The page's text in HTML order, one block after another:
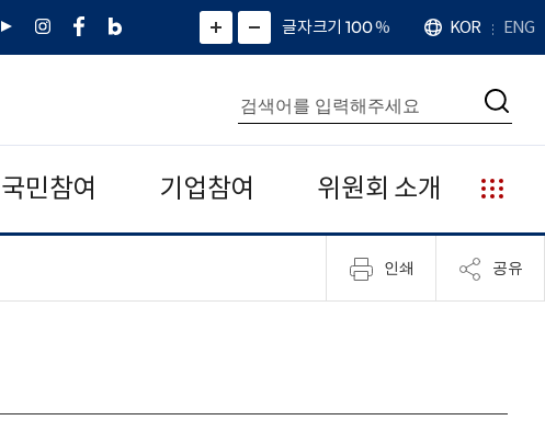
유
인
페
네
그
)
화
면
면
소
확
대
치
글자크기 100%
언
어
KOR ENG
통
합
검
색
검
국민참여 기업참여 위원회 소개
누
리
집
안
인쇄 공유